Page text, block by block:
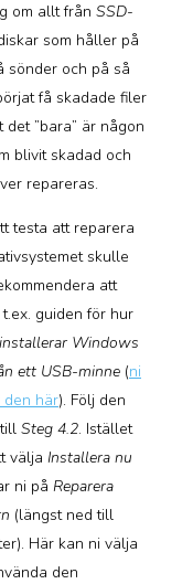
om allt från SSD-
som håller på
sönder och på så
få skadade filer
det ”bara” är någon
blivit skadad och
repareras.
testa att reparera
skulle
att
guiden för hur
installerar Windows
ett USB-minne (ni
den här). Följ den
Steg 4.2. Istället
välja Installera nu
ni på Reparera
(längst ned till
Här kan ni välja
den